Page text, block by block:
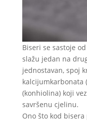
Biseri se sastoje
slažu jedan na
jednostavan, spoj
kalcijumkarbonata
(konhiolina) koji
savršenu cjelinu.
Ono što kod